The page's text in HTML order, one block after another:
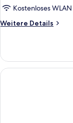
Kostenloses WLAN
Weitere Details
Weitere
Double
Room